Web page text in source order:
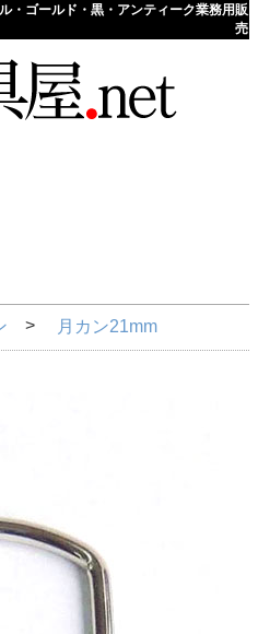
・ゴールド・黒・アンティーク業務用販
売
月カン21mm